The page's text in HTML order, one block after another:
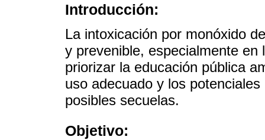
Introducción:
La intoxicación por monóxido
y prevenible, especialmente
priorizar la educación pública
uso adecuado y los
posibles secuelas.
Objetivo: